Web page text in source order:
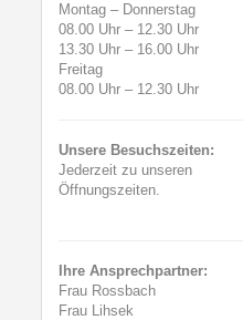
Montag – Donnerstag
08.00 Uhr – 12.30 Uhr
13.30 Uhr – 16.00 Uhr
Freitag
08.00 Uhr – 12.30 Uhr
Unsere Besuchszeiten:
Jederzeit zu unseren
Öffnungszeiten.
Ihre Ansprechpartner:
Frau Rossbach
Frau Lihsek